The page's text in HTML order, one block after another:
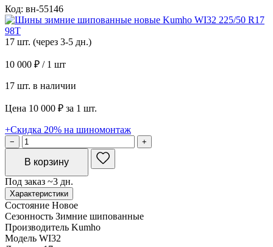
Код: вн-55146
17 шт. (через 3-5 дн.)
10 000 ₽ / 1 шт
17 шт. в наличии
Цена 10 000 ₽ за 1 шт.
+Скидка 20% на шиномонтаж
− +
В корзину
Под заказ ~3 дн.
Характеристики
Состояние Новое
Сезонность Зимние шипованные
Производитель Kumho
Модель WI32